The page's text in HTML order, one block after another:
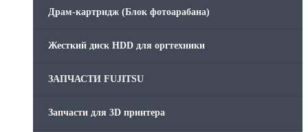
Драм-картридж (Блок фотоарабана)
Жесткий диск HDD для оргтехники
ЗАПЧАСТИ FUJITSU
Запчасти для 3D принтера